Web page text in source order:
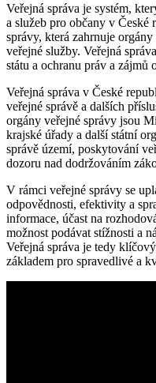
Veřejná správa je systém,
a služeb pro občany v České
správy, která zahrnuje
veřejné služby. Veřejná
státu a ochranu práv a zájmů
Veřejná správa v České
veřejné správě a dalších
orgány veřejné správy jsou
krajské úřady a další státní
správě území, poskytování
dozoru nad dodržováním
V rámci veřejné správy se
odpovědnosti, efektivity a
informace, účast na
možnost podávat stížnosti a
Veřejná správa je tedy
základem pro spravedlivé a